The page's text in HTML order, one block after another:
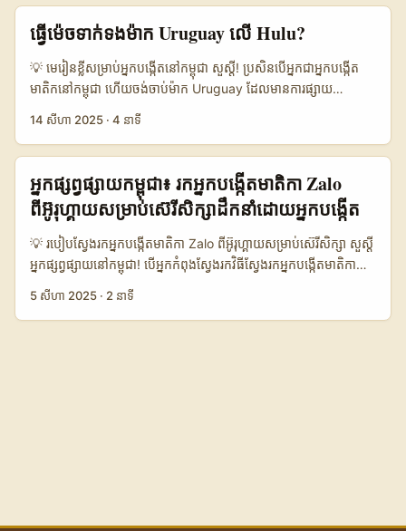
pitch, និងកញ្ចប់សហការ (livestream, giveaways, event,
Uruguay ហើយនៅលើ vkontakte។ ...
និង network មិនសូវច្បាស់។ អត្ថបទនេះផ្គុំនូវផែនការ step-by-step
សម្រាប់ advertisers នៅកម្ពុជា ចង់ស្វែងរក Uruguay SoundCloud
creators ដើម្បី boost product-led growth ជាមួយ creator
content ដែលមានភាពទាក់ទាញ និង scalable។ យើងនឹងបង្ហាញ៖ -
ត្រួតពិនិត្យ credibility និង risk (ហើយរៀបរាប់ពី 67% ដែលឲ្យយើងប្រុង
ប្រយ័ត្ន)។ - ការរចនាផលិតផល/offer សម្រាប់ អង់ដូលីវ (Uruguay
ធ្វើម៉េចទាក់ទងម៉ាក Uruguay លើ Hulu?
💡 មេរៀនខ្លីសម្រាប់អ្នកបង្កើតនៅកម្ពុជា សួស្ដី! ប្រសិនបើអ្នកជាអ្នកបង្កើត
មាតិកនៅកម្ពុជា ហើយចង់ចាប់ម៉ាក Uruguay ដែលមានការផ្សាយ
ជាគណនីស្ទ្រីមដែលផ្តោតលើអាណាចក្រអាមេរិក។ ដូច្នេះ challenge គឺធ្វើ
អោយម៉ាកទំនុកចិត្តអ្នកបង្កើតខ្នាតតូចពីប្រទេសខាងក្រៅ — តើគួរចាប់ផ្តើម
ពីណា? តើធ្វើ outreach យ៉ាងដូចម្តេច? តម្លៃ និងការរំពឹងទុកយ៉ាងដូច
ម្តេច? វេលាផ្សាយសាកល្បង៖ ចាប់ពីការវិភាក្សាជាមួយអ្នកធ្វើការ PR
ទាំងអនឡាញ, ទស្សនាធ្វើតេស្តលើ trending categories (ex:
trading cards, tech gadgets), និងរបាយការណ៍ទីផ្សារ, យើងបានរក
ឃើញពី pattern មួយ: ទោះ Hulu គឺជាគំរូ OTT ដែលកំពុងពង្រីក តែ
ពេល outreach ត្រូវលាយ mix រវាង ad intelligence (យល់ពី ads),
14 សីហា 2025 · 4 នាទី
អ្នកផ្សព្វផ្សាយកម្ពុជា៖ រកអ្នកបង្កើតមាតិកា Zalo
ពីអ៊ូរុហ្គាយសម្រាប់ស៊េរីសិក្សាដឹកនាំដោយអ្នកបង្កើត
💡 របៀបស្វែងរកអ្នកបង្កើតមាតិកា Zalo ពីអ៊ូរុហ្គាយសម្រាប់ស៊េរីសិក្សា សួស្តី
អ្នកផ្សព្វផ្សាយនៅកម្ពុជា! បើអ្នកកំពុងស្វែងរកវិធីស្វែងរកអ្នកបង្កើតមាតិកា
5 សីហា 2025 · 2 នាទី